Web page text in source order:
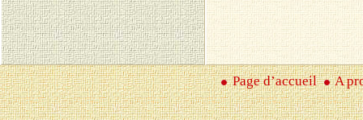
Page d’accueil A